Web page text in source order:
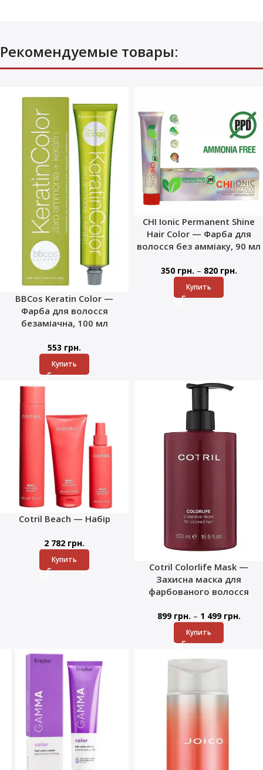
Рекомендуемые товары:
BBCos Keratin Color —
Фарба для волосся
безаміачна, 100 мл
553 грн.
Купить
CHI Ionic Permanent Shine
Hair Color — Фарба для
волосся без амміаку, 90 мл
350 грн. – 820 грн.
Купить
Cotril Beach — Набір
2 782 грн.
Купить
Cotril Colorlife Mask —
Захисна маска для
фарбованого волосся
899 грн. – 1 499 грн.
Купить